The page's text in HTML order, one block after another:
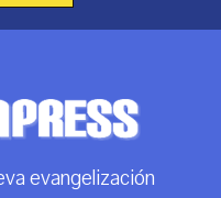
evangelización